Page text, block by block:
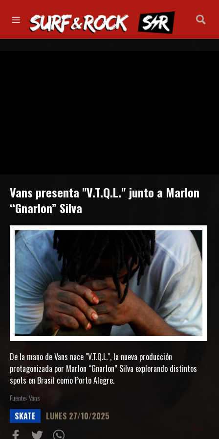
Vans presenta "V.T.Q.L." junto a Marlon
“Gnarlon” Silva
De la mano de Vans nace "V.T.Q.L.", la nueva producción
protagonizada por Marlon “Gnarlon” Silva explorando distintos
spots en Brasil como Porto Alegre.
Fuente: Vans
SKATE LUNES 27/10/2025